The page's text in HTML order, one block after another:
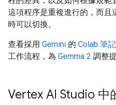
這項程序是重複進行的，而且
時可以切換。
查看採用 Gemini 的 Colab 筆
工作流程，為 Gemma 2 調整提
Vertex AI Studio 中